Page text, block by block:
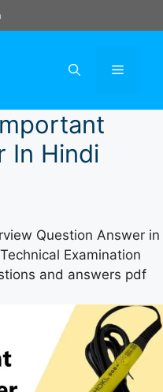
Menu
In Hindi
Question Answer in
Examination
and answers pdf